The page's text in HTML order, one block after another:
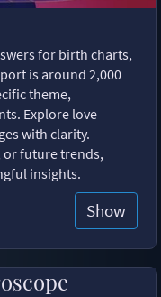
for birth charts,
is around 2,000
theme,
Explore love
with clarity.
future trends,
insights.
Show